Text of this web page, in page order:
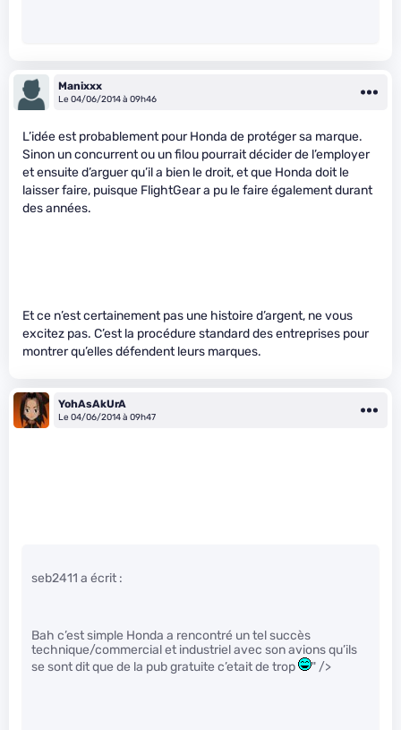
Manixxx
Le 04/06/2014 à 09h46
L’idée est probablement pour Honda de protéger sa marque.
Sinon un concurrent ou un filou pourrait décider de l’employer
et ensuite d’arguer qu’il a bien le droit, et que Honda doit le
laisser faire, puisque FlightGear a pu le faire également durant
des années.
Et ce n’est certainement pas une histoire d’argent, ne vous
excitez pas. C’est la procédure standard des entreprises pour
montrer qu’elles défendent leurs marques.
YohAsAkUrA
Le 04/06/2014 à 09h47
seb2411 a écrit :
Bah c’est simple Honda a rencontré un tel succès
technique/commercial et industriel avec son avions qu’ils
se sont dit que de la pub gratuite c’etait de trop
" />